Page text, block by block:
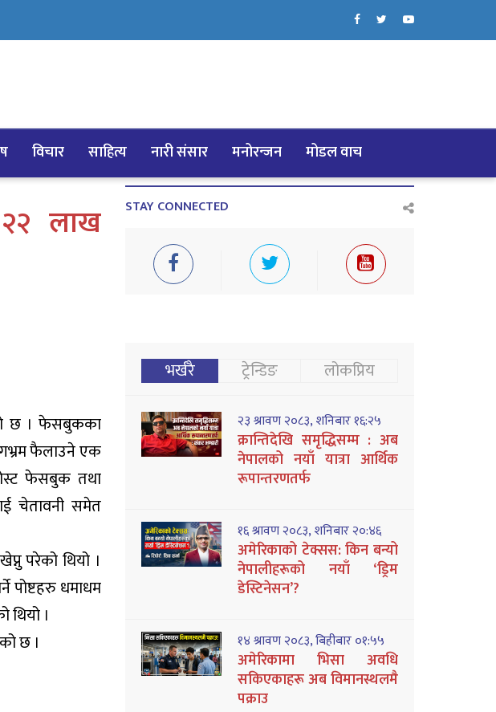
विचार साहित्य नारी संसार मनोरन्जन मोडल वाच
२२ लाख
छ । फेसबुकका
फैलाउने एक
फेसबुक तथा
चेतावनी समेत
परेको थियो ।
पोष्टहरु धमाधम
।
छ ।
STAY CONNECTED
भर्खरै ट्रेन्डिङ लोकप्रिय
२३ श्रावण २०८३, शनिबार १६:२५
क्रान्तिदेखि समृद्धिसम्म : अब
नेपालको नयाँ यात्रा आर्थिक
रूपान्तरणतर्फ
१६ श्रावण २०८३, शनिबार २०:४६
अमेरिकाको टेक्सस: किन बन्यो
नेपालीहरूको नयाँ ‘ड्रिम
डेस्टिनेसन’?
१४ श्रावण २०८३, बिहीबार ०१:५५
अमेरिकामा भिसा अवधि
सकिएकाहरू अब विमानस्थलमै
पक्राउ